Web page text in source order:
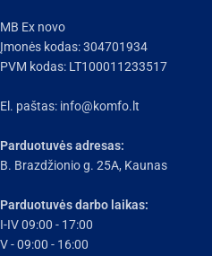
MB Ex novo
Įmonės kodas: 304701934
PVM kodas: LT100011233517
El. paštas: info@komfo.lt
Parduotuvės adresas:
B. Brazdžionio g. 25A, Kaunas
Parduotuvės darbo laikas:
I-IV 09:00 - 17:00
V - 09:00 - 16:00